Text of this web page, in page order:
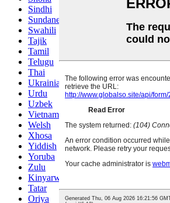
Sindhi
Sundanese
Swahili
Tajik
Tamil
Telugu
Thai
Ukrainian
Urdu
Uzbek
Vietnamese
Welsh
Xhosa
Yiddish
Yoruba
Zulu
Kinyarwanda
Tatar
Oriya